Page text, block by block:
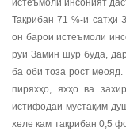
истеъмоли инсоният
Тақрибан 71 %-и сатҳи
он барои истеъмоли
рӯи Замин шӯр буда,
ба оби тоза рост
пиряхҳо, яхҳо ва
истифодаи мустақим
хеле кам тақрибан 0,5